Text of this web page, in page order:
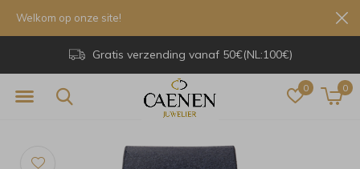
0 0
Gratis verzending vanaf 50€(NL:100€)
Welkom op onze site!